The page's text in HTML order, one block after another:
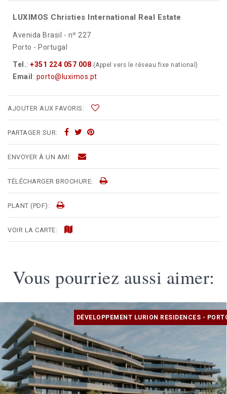
LUXIMOS Christies International Real Estate
Avenida Brasil - nº 227
Porto - Portugal
Tel.: +351 224 057 008 (Appel vers le réseau fixe national)
Email : porto@luximos.pt
AJOUTER AUX FAVORIS:
PARTAGER SUR:
ENVOYER À UN AMI:
TÉLÉCHARGER BROCHURE:
PLANT (PDF):
VOIR LA CARTE:
Vous pourriez aussi aimer:
DÉVELOPPEMENT LURION RESIDENCES -